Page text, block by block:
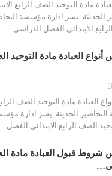
يسر ادارة مؤسسة
الابتدائي الفصل الدراسى…
العبادة مادة التوحيد
العبادة مادة التوحيد الصف
التحاضير الحديثة يسر ادارة
الصف الرابع الابتدائي الفصل…
شروط قبول العبادة مادة